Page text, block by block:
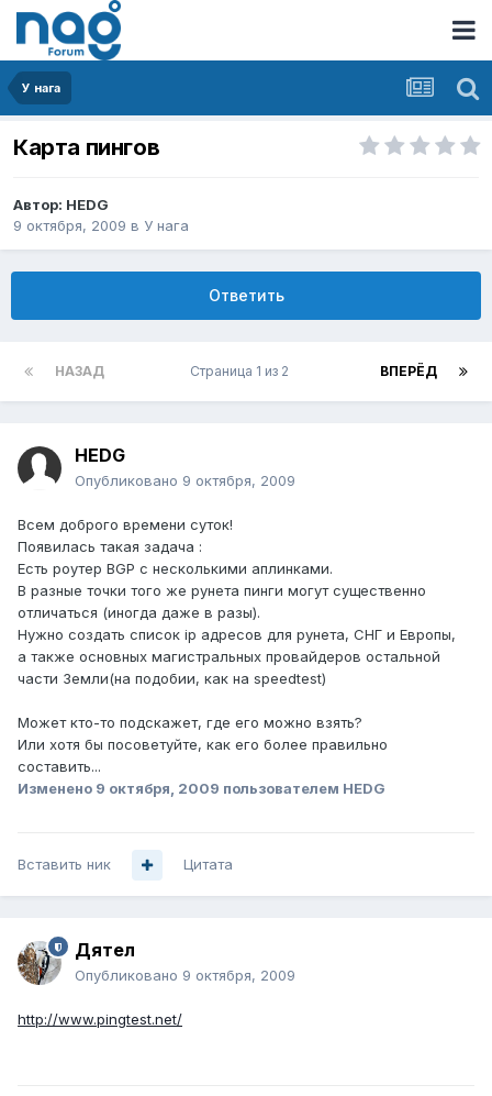
У нага
Карта пингов
Автор: HEDG
9 октября, 2009 в У нага
Ответить
НАЗАД ВПЕРЁД
Страница 1 из 2
HEDG
Опубликовано 9 октября, 2009
Всем доброго времени суток!
Появилась такая задача :
Есть роутер BGP с несколькими аплинками.
В разные точки того же рунета пинги могут существенно
отличаться (иногда даже в разы).
Нужно создать список ip адресов для рунета, СНГ и Европы,
а также основных магистральных провайдеров остальной
части Земли(на подобии, как на speedtest)
Может кто-то подскажет, где его можно взять?
Или хотя бы посоветуйте, как его более правильно
составить...
Изменено 9 октября, 2009 пользователем HEDG
Вставить ник Цитата
Дятел
Опубликовано 9 октября, 2009
http://www.pingtest.net/